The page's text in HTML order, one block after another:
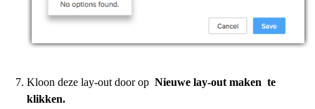
Kloon deze lay-out door op Nieuwe lay-out maken te
klikken.